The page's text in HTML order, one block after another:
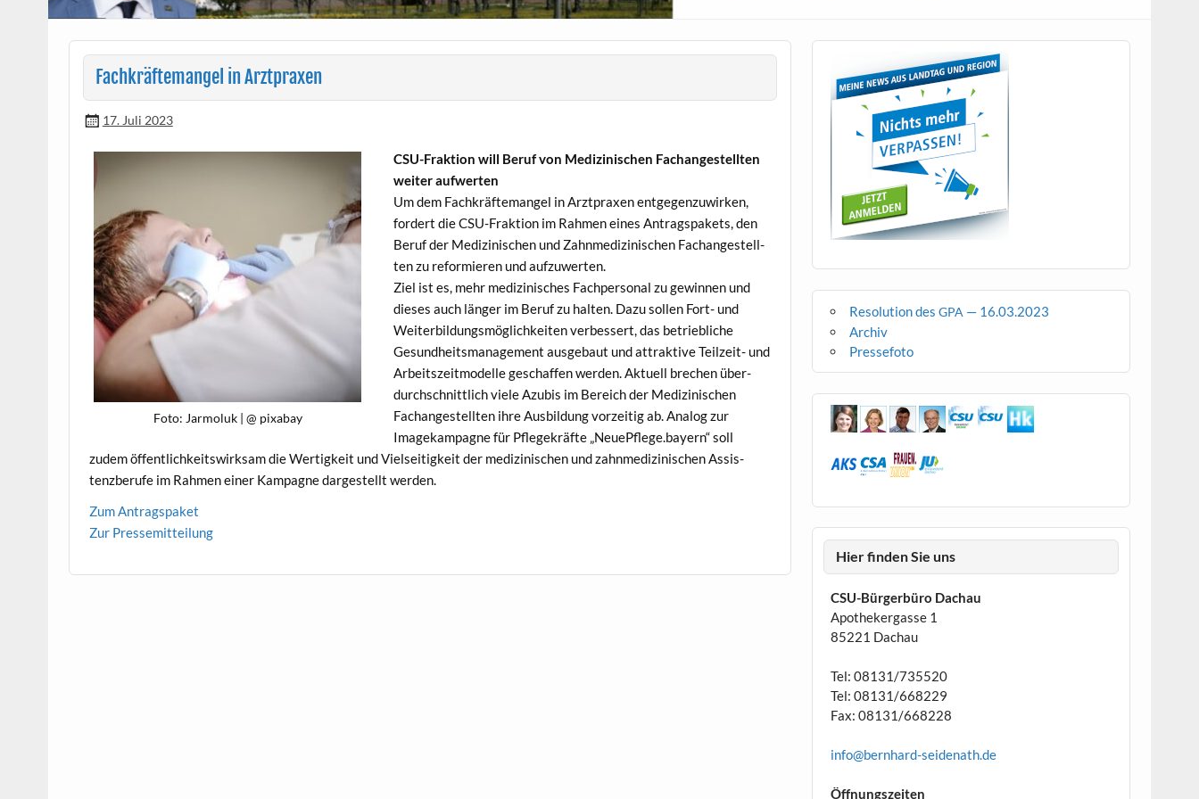
Fachkräftemangel in Arztpraxen
17. Juli 2023
Foto: Jar­moluk | @ pixabay
CSU-Frak­tion will Beruf von Medi­zinis­chen Fachangestell­ten
weit­er aufwerten
Um dem Fachkräfte­man­gel in Arzt­prax­en ent­ge­gen­zuwirken,
fordert die CSU-Frak­tion im Rah­men eines Antragspakets, den
Beruf der Medi­zinis­chen und Zah­n­medi­zinis­chen Fachangestell­
ten zu reformieren und aufzuwerten.
Ziel ist es, mehr medi­zinis­ches Fach­per­son­al zu gewin­nen und
dieses auch länger im Beruf zu hal­ten. Dazu sollen Fort- und
Weit­er­bil­dungsmöglichkeit­en verbessert, das betriebliche
Gesund­heits­man­age­ment aus­ge­baut und attrak­tive Teilzeit- und
Arbeit­szeit­mod­elle geschaf­fen wer­den. Aktuell brechen über­
durch­schnit­tlich viele Azu­bis im Bere­ich der Medi­zinis­chen
Fachangestell­ten ihre Aus­bil­dung vorzeit­ig ab. Ana­log zur
Imagekam­pagne für Pflegekräfte „NeuePflege.bayern“ soll
zudem öffentlichkeitswirk­sam die Wer­tigkeit und Viel­seit­igkeit der medi­zinis­chen und zah­n­medi­zinis­chen Assis­
tenzberufe im Rah­men ein­er Kam­pagne dargestellt werden.
Zum Antragspaket
Zur Pressemit­teilung
Resolution desGPA — 16.03.2023
Archiv
Pressefoto
Hier finden Sie uns
CSU-Bürgerbüro Dachau
Apothekergasse 1
85221 Dachau
Tel: 08131/735520
Tel: 08131/668229
Fax: 08131/668228
info@bernhard-seidenath.de
Öffnungszeiten